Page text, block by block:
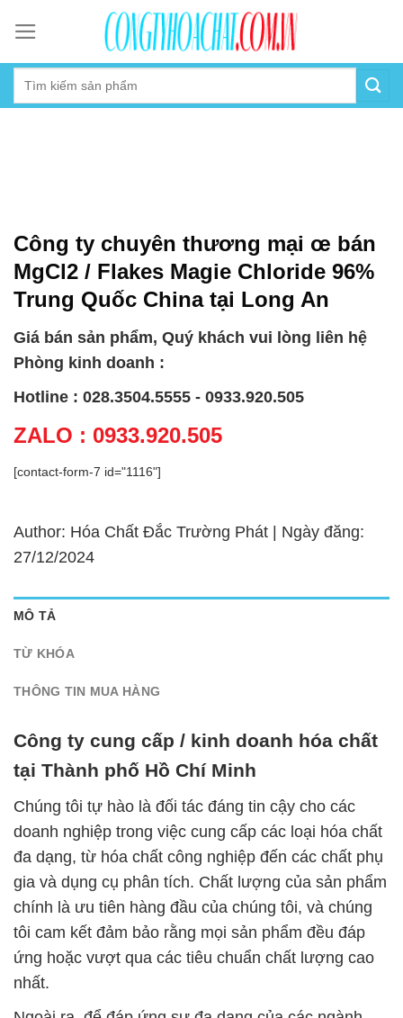
content
Công ty chuyên thương mại œ bán
MgCl2 / Flakes Magie Chloride 96%
Trung Quốc China tại Long An
Giá bán sản phẩm, Quý khách vui lòng liên hệ
Phòng kinh doanh :
Hotline : 028.3504.5555 - 0933.920.505
ZALO : 0933.920.505
[contact-form-7 id="1116"]
Author: Hóa Chất Đắc Trường Phát | Ngày đăng:
27/12/2024
MÔ TẢ
TỪ KHÓA
THÔNG TIN MUA HÀNG
Công ty cung cấp / kinh doanh hóa chất
tại Thành phố Hồ Chí Minh
Chúng tôi tự hào là đối tác đáng tin cậy cho các
doanh nghiệp trong việc cung cấp các loại hóa chất
đa dạng, từ hóa chất công nghiệp đến các chất phụ
gia và dụng cụ phân tích. Chất lượng của sản phẩm
chính là ưu tiên hàng đầu của chúng tôi, và chúng
tôi cam kết đảm bảo rằng mọi sản phẩm đều đáp
ứng hoặc vượt qua các tiêu chuẩn chất lượng cao
nhất.